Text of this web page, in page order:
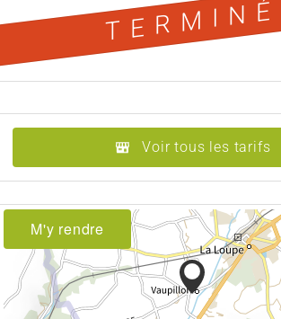
TERMINÉ
Voir tous les tarifs
M'y rendre